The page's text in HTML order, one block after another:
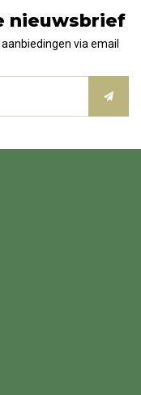
nieuwsbrief
via email